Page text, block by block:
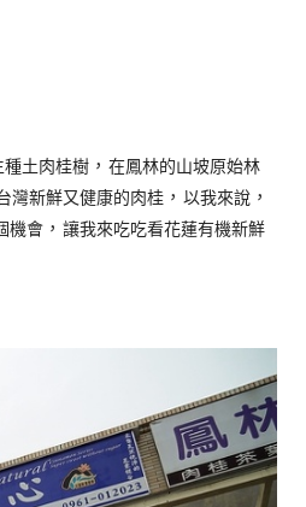
種土肉桂樹 ， 在鳳林的山坡原始林
灣新鮮又健康的肉桂 ， 以我來說 ，
機會 ， 讓我來吃吃看花蓮有機新鮮